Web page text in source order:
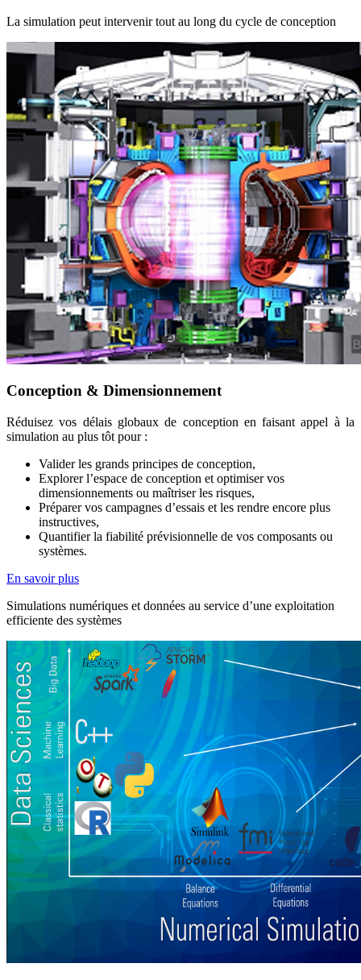
La simulation peut intervenir tout au long du cycle de conception
Conception & Dimensionnement
Réduisez vos délais globaux de conception en faisant appel à la
simulation au plus tôt pour :
Valider les grands principes de conception,
Explorer l’espace de conception et optimiser vos
dimensionnements ou maîtriser les risques,
Préparer vos campagnes d’essais et les rendre encore plus
instructives,
Quantifier la fiabilité prévisionnelle de vos composants ou
systèmes.
En savoir plus
Simulations numériques et données au service d’une exploitation
efficiente des systèmes